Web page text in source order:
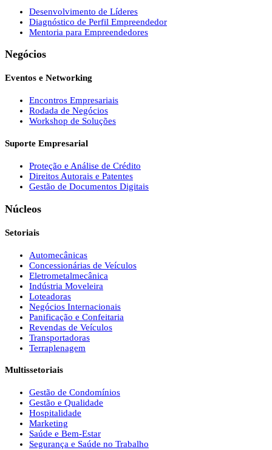
Desenvolvimento de Líderes
Diagnóstico de Perfil Empreendedor
Mentoria para Empreendedores
Negócios
Eventos e Networking
Encontros Empresariais
Rodada de Negócios
Workshop de Soluções
Suporte Empresarial
Proteção e Análise de Crédito
Direitos Autorais e Patentes
Gestão de Documentos Digitais
Núcleos
Setoriais
Automecânicas
Concessionárias de Veículos
Eletrometalmecânica
Indústria Moveleira
Loteadoras
Negócios Internacionais
Panificação e Confeitaria
Revendas de Veículos
Transportadoras
Terraplenagem
Multissetoriais
Gestão de Condomínios
Gestão e Qualidade
Hospitalidade
Marketing
Saúde e Bem-Estar
Segurança e Saúde no Trabalho